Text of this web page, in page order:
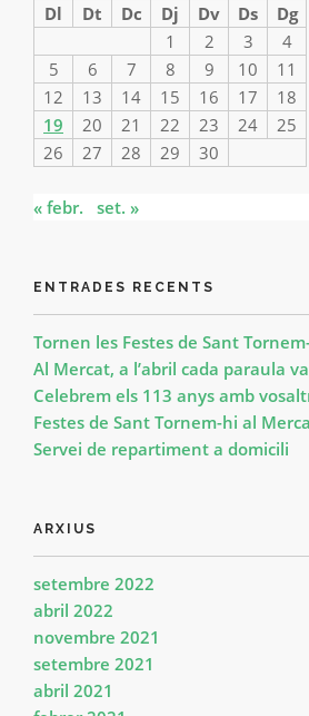
Dl
Dt Dc Dj Dv Ds
Dg
1
2 3
4
5
6 7 8 9 10
11
12
13 14 15 16 17
18
19
20 21 22 23 24
25
26
27 28 29 30
« febr. set. »
ENTRADES RECENTS
Tornen les Festes de Sant
Al Mercat, a l’abril cada paraula
Celebrem els 113 anys amb
Festes de Sant Tornem-hi al
Servei de repartiment a domicili
ARXIUS
setembre 2022
abril 2022
novembre 2021
setembre 2021
abril 2021